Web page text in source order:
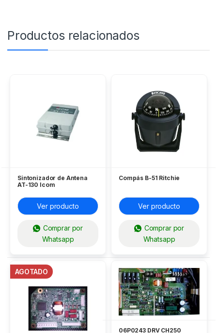
Productos relacionados
Sintonizador de Antena
AT-130 Icom
Ver producto
Comprar por
Whatsapp
Compás B-51 Ritchie
Ver producto
Comprar por
Whatsapp
AGOTADO
06P0243 DRV CH250